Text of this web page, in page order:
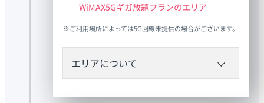
WiMAX5Gギガ放題プランのエリア
※ご利用場所によっては5G回線未提供の場合がございます。
エリアについて